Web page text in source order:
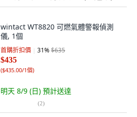
wintact WT8820 可燃氣體警報偵測
儀, 1個
首購折扣價 31%$635
$435
($435.00/1個)
明天 8/9 (日) 預計送達
(2)